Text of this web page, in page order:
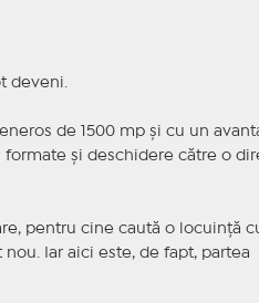
deveni.
de 1500 mp și cu un
formate și deschidere către o
pentru cine caută o locuință
Iar aici este, de fapt, partea